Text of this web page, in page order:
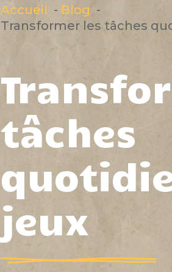
Accueil
Blog
Transformer les tâches
tâches
jeux